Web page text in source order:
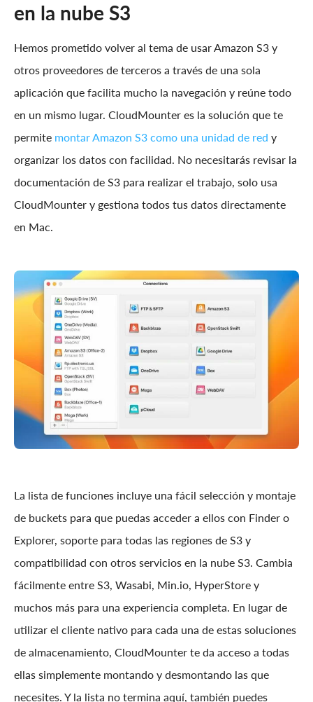
en la nube S3
Hemos prometido volver al tema de usar Amazon S3 y
otros proveedores de terceros a través de una sola
aplicación que facilita mucho la navegación y reúne todo
en un mismo lugar. CloudMounter es la solución que te
permite montar Amazon S3 como una unidad de red y
organizar los datos con facilidad. No necesitarás revisar la
documentación de S3 para realizar el trabajo, solo usa
CloudMounter y gestiona todos tus datos directamente
en Mac.
La lista de funciones incluye una fácil selección y montaje
de buckets para que puedas acceder a ellos con Finder o
Explorer, soporte para todas las regiones de S3 y
compatibilidad con otros servicios en la nube S3. Cambia
fácilmente entre S3, Wasabi, Min.io, HyperStore y
muchos más para una experiencia completa. En lugar de
utilizar el cliente nativo para cada una de estas soluciones
de almacenamiento, CloudMounter te da acceso a todas
ellas simplemente montando y desmontando las que
necesites. Y la lista no termina aquí, también puedes